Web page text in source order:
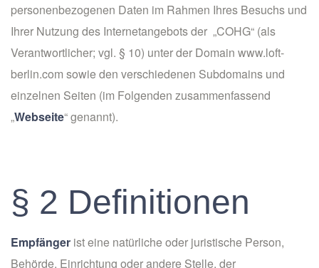
personenbezogenen Daten im Rahmen Ihres Besuchs und
Ihrer Nutzung des Internetangebots der „COHG“ (als
Verantwortlicher; vgl. § 10) unter der Domain www.loft-
berlin.com sowie den verschiedenen Subdomains und
einzelnen Seiten (im Folgenden zusammenfassend
„Webseite“ genannt).
§ 2 Definitionen
Empfänger ist eine natürliche oder juristische Person,
Behörde, Einrichtung oder andere Stelle, der